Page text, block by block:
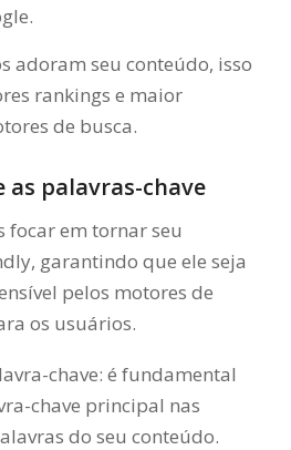
adoram seu conteúdo, isso
rankings e maior
de busca.
as palavras-chave
focar em tornar seu
garantindo que ele seja
pelos motores de
os usuários.
chave: é fundamental
chave principal nas
do seu conteúdo.